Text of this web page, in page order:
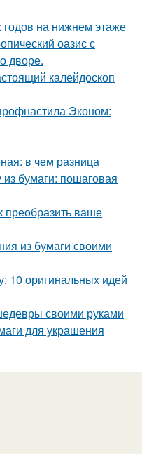
годов на нижнем этаже
оазис с
дворе.
калейдоскоп
Эконом:
в чем разница
из бумаги: пошаговая
преобразить ваше
из бумаги своими
10 оригинальных идей
своими руками
для украшения